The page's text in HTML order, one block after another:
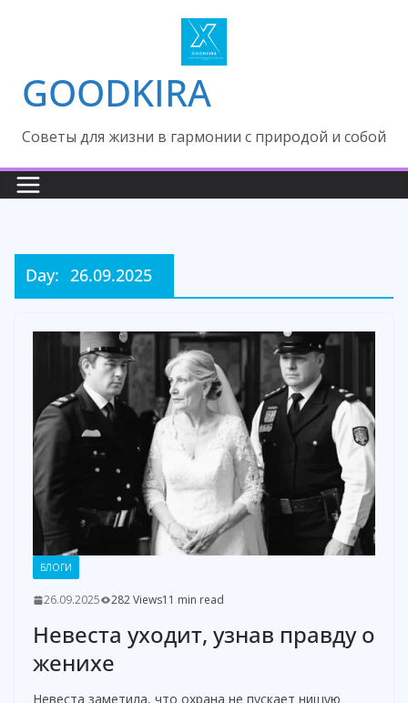
GOODKIRA
Cоветы для жизни в гармонии с природой и собой
Day: 26.09.2025
БЛОГИ
26.09.2025 282 Views11 min read
Невеста уходит, узнав правду о
женихе
Невеста заметила, что охрана не пускает нищую